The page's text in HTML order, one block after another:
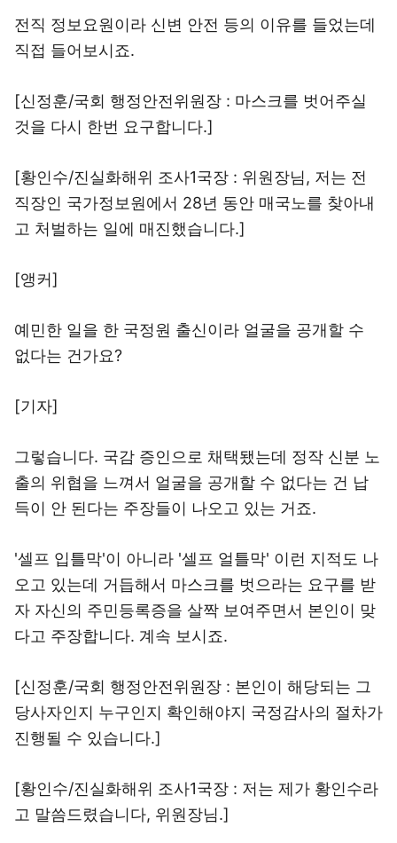
전직 정보요원이라 신변 안전 등의 이유를 들었는데
직접 들어보시죠.
[신정훈/국회 행정안전위원장 : 마스크를 벗어주실
것을 다시 한번 요구합니다.]
[황인수/진실화해위 조사1국장 : 위원장님, 저는 전
직장인 국가정보원에서 28년 동안 매국노를 찾아내
고 처벌하는 일에 매진했습니다.]
[앵커]
예민한 일을 한 국정원 출신이라 얼굴을 공개할 수
없다는 건가요?
[기자]
그렇습니다. 국감 증인으로 채택됐는데 정작 신분 노
출의 위협을 느껴서 얼굴을 공개할 수 없다는 건 납
득이 안 된다는 주장들이 나오고 있는 거죠.
'셀프 입틀막'이 아니라 '셀프 얼틀막' 이런 지적도 나
오고 있는데 거듭해서 마스크를 벗으라는 요구를 받
자 자신의 주민등록증을 살짝 보여주면서 본인이 맞
다고 주장합니다. 계속 보시죠.
[신정훈/국회 행정안전위원장 : 본인이 해당되는 그
당사자인지 누구인지 확인해야지 국정감사의 절차가
진행될 수 있습니다.]
[황인수/진실화해위 조사1국장 : 저는 제가 황인수라
고 말씀드렸습니다, 위원장님.]